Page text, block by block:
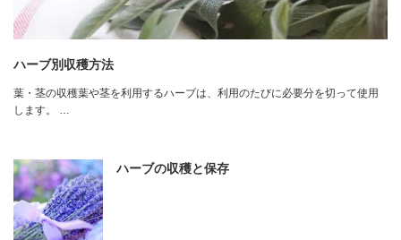
ハーブ別収穫方法
葉・茎の収穫葉や茎を利用するハーブは、利用のたびに必要分を切って使用
します。 …
ハーブの収穫と保存